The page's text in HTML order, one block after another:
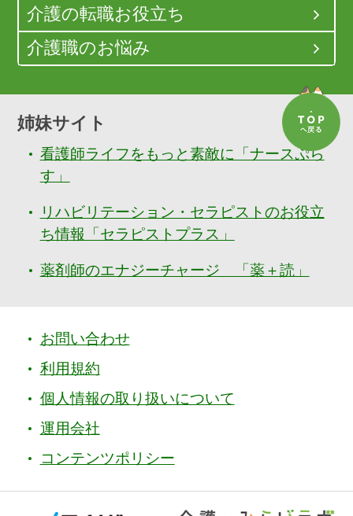
介護の転職お役立ち
介護職のお悩み
姉妹サイト
看護師ライフをもっと素敵に「ナースぷら
す」
リハビリテーション・セラピストのお役立
ち情報「セラピストプラス」
薬剤師のエナジーチャージ 「薬＋読」
お問い合わせ
利用規約
個人情報の取り扱いについて
運用会社
コンテンツポリシー